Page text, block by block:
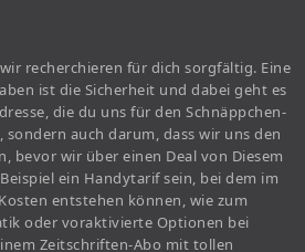
recherchieren für dich sorgfältig. Eine
ist die Sicherheit und dabei geht es
die du uns für den Schnäppchen-
auch darum, dass wir uns den
bevor wir über einen Deal von Diesem
ein Handytarif sein, bei dem im
entstehen können, wie zum
oder voraktivierte Optionen bei
Zeitschriften-Abo mit tollen